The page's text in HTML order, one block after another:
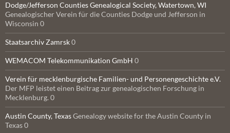
Dodge/Jefferson Counties Genealogical Society, Watertown, WI
Genealogischer Verein für die Counties Dodge und Jefferson in
Wisconsin 0
Staatsarchiv Zamrsk0
WEMACOM Telekommunikation GmbH 0
Verein für mecklenburgische Familien- und Personengeschichte e.V.
Der MFP leistet einen Beitrag zur genealogischen Forschung in
Mecklenburg. 0
Austin County, TexasGenealogy website for the Austin County in
Texas 0